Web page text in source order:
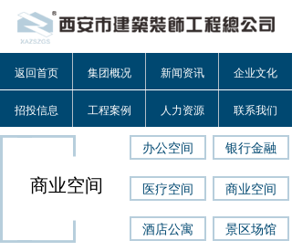
返回首页 集团概况 新闻资讯 企业文化
招投信息 工程案例 人力资源 联系我们
银行金融
商业空间
办公空间
医疗空间 商业空间
酒店公寓 景区场馆